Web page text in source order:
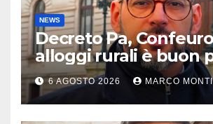
NEWS
Decreto Pa,
alloggi rurali è buon
passo ma da solo
6 AGOSTO 2026 MARCO